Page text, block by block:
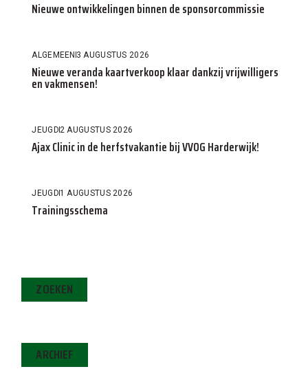
Nieuwe ontwikkelingen binnen de sponsorcommissie
ALGEMEEN 3 AUGUSTUS 2026
Nieuwe veranda kaartverkoop klaar dankzij vrijwilligers
en vakmensen!
JEUGD2 AUGUSTUS 2026
Ajax Clinic in de herfstvakantie bij VVOG Harderwijk!
JEUGD 1 AUGUSTUS 2026
Trainingsschema
ZOEKEN
ARCHIEF